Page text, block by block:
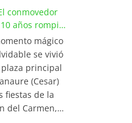
listados
en
y países de
y Europa.
del
Wilfran
se posicionó
primer lugar de
conmovedor
años rompió
mágico
se vivió
principal
(Cesar)
fiestas de la
del Carmen,